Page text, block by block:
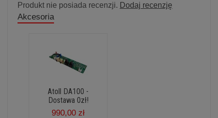
Produkt nie posiada recenzji. Dodaj recenzję
Akcesoria
Atoll DA100 -
Dostawa 0zł!
990,00 zł